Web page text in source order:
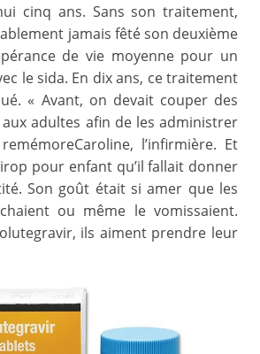
cinq ans. Sans son traitement,
jamais fêté son deuxième
de vie moyenne pour un
le sida. En dix ans, ce traitement
« Avant, on devait couper des
adultes afin de les administrer
l’infirmière. Et
pour enfant qu’il fallait donner
Son goût était si amer que les
ou même le vomissaient.
ils aiment prendre leur